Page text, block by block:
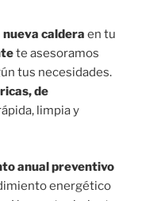
caldera en tu
te asesoramos
tus necesidades.
de
limpia y
anual preventivo
energético